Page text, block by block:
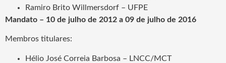
Ramiro Brito Willmersdorf – UFPE
Mandato – 10 de julho de 2012 a 09 de julho de 2016
Membros titulares:
Hélio José Correia Barbosa – LNCC/MCT